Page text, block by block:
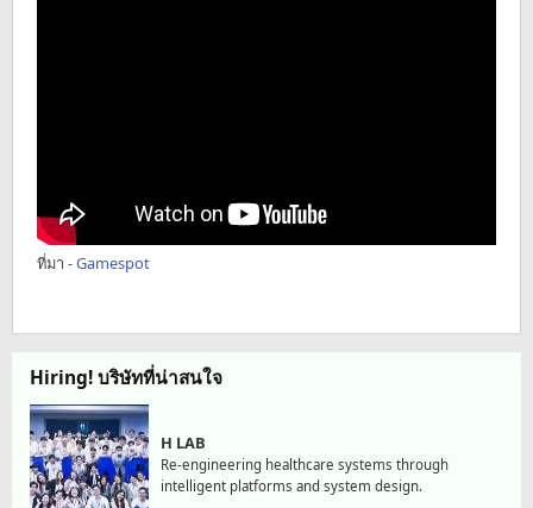
ที่มา -Gamespot
Hiring! บริษัทที่น่าสนใจ
H LAB
Re-engineering healthcare systems through
intelligent platforms and system design.